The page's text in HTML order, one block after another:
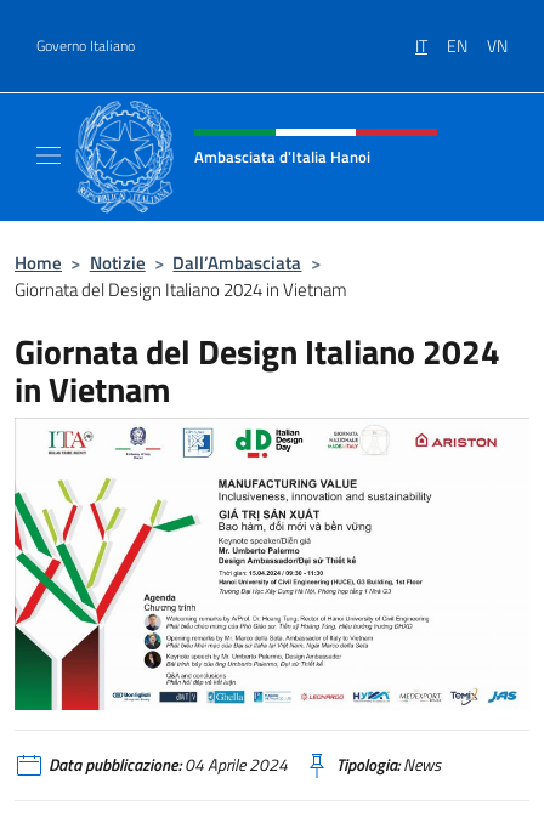
Governo Italiano IT EN VN
Intestazione sito, social e menù
Ambasciata d'Italia Hanoi
Home > Notizie > Dall’Ambasciata >
Giornata del Design Italiano 2024 in Vietnam
Giornata del Design Italiano 2024
in Vietnam
Data pubblicazione:04 Aprile 2024 Tipologia:News